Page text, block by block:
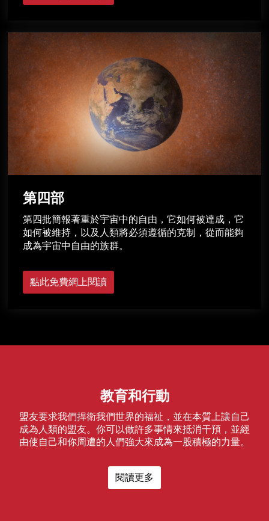
第四部
第四批簡報著重於宇宙中的自由，它如何被達成，它
如何被維持，以及人類將必須遵循的克制，從而能夠
成為宇宙中自由的族群。
點此免費網上閱讀
教育和行動
盟友要求我們捍衛我們世界的福祉，並在本質上讓自己
成為人類的盟友。你可以做許多事情來抵消干預，並經
由使自己和你周遭的人們強大來成為一股積極的力量。
閱讀更多